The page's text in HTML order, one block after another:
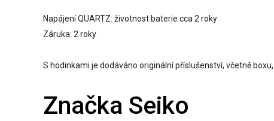
Napájení QUARTZ: životnost baterie cca 2 roky
Záruka: 2 roky
S hodinkami je dodáváno originální příslušenství, včetně
Značka Seiko